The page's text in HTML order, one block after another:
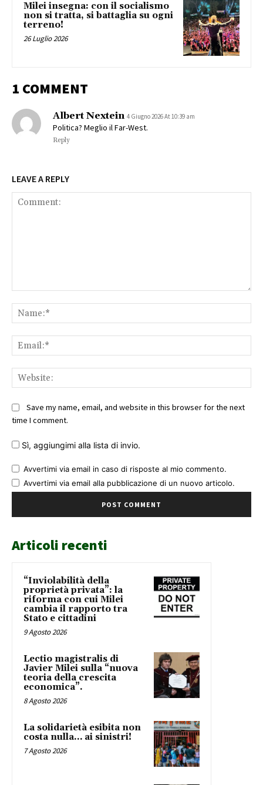
Milei insegna: con il socialismo
non si tratta, si battaglia su ogni
terreno!
26 Luglio 2026
1 COMMENT
Albert Nextein 4 Giugno 2026 At 10:39 am
Politica? Meglio il Far-West.
Reply
LEAVE A REPLY
Save my name, email, and website in this browser for the next
time I comment.
Sì, aggiungimi alla lista di invio.
Avvertimi via email in caso di risposte al mio commento.
Avvertimi via email alla pubblicazione di un nuovo articolo.
Articoli recenti
“Inviolabilità della
proprietà privata”: la
riforma con cui Milei
cambia il rapporto tra
Stato e cittadini
9 Agosto 2026
Lectio magistralis di
Javier Milei sulla “nuova
teoria della crescita
economica”.
8 Agosto 2026
La solidarietà esibita non
costa nulla… ai sinistri!
7 Agosto 2026